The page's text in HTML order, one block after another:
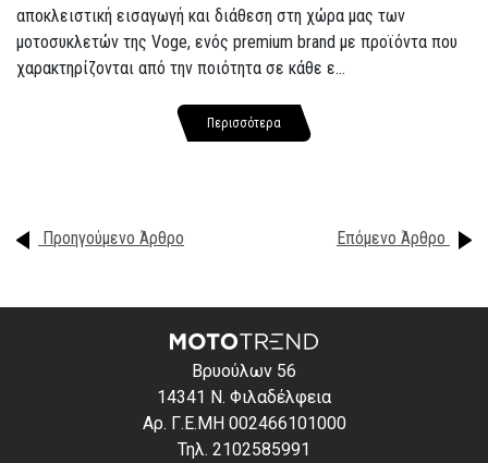
αποκλειστική εισαγωγή και διάθεση στη χώρα μας των
μοτοσυκλετών της Voge, ενός premium brand με προϊόντα που
χαρακτηρίζονται από την ποιότητα σε κάθε ε...
Περισσότερα
Προηγούμενο Άρθρο Επόμενο Άρθρο
Βρυούλων 56
14341 Ν. Φιλαδέλφεια
Αρ. Γ.Ε.ΜΗ 002466101000
Τηλ. 2102585991